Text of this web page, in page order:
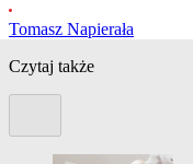
Tomasz Napierała
Czytaj także